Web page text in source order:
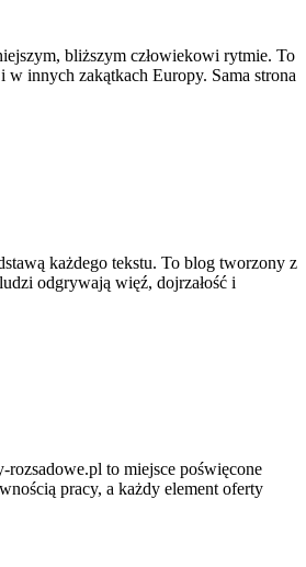
bliższym człowiekowi rytmie. To
innych zakątkach Europy. Sama strona
każdego tekstu. To blog tworzony z
odgrywają więź, dojrzałość i
to miejsce poświęcone
pracy, a każdy element oferty